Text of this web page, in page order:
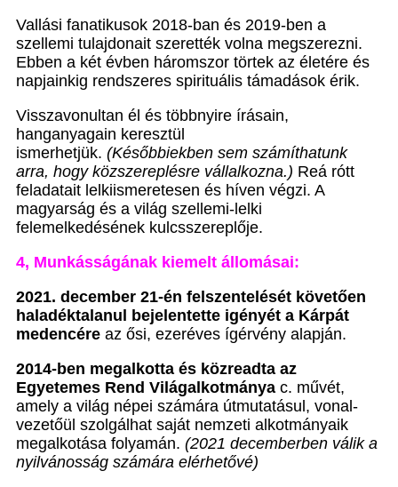
Vallási fanatikusok 2018-ban és 2019-ben a
szellemi tulajdonait szerették volna megszerezni.
Ebben a két évben háromszor törtek az életére és
napjainkig rendszeres spirituális támadások érik.
Visszavonultan él és többnyire írásain,
hanganyagain keresztül
ismerhetjük. (Későbbiekben sem számíthatunk
arra, hogy közszereplésre vállalkozna.) Reá rótt
feladatait lelkiismeretesen és híven végzi. A
magyarság és a világ szellemi-lelki
felemelkedésének kulcsszereplője.
4, Munkásságának kiemelt állomásai:
2021. december 21-én felszentelését követően
haladéktalanul bejelentette igényét a Kárpát
medencére az ősi, ezeréves ígérvény alapján.
2014-ben megalkotta és közreadta az
Egyetemes Rend Világalkotmánya c. művét,
amely a világ népei számára útmutatásul, vonal-
vezetőül szolgálhat saját nemzeti alkotmányaik
megalkotása folyamán. (2021 decemberben válik a
nyilvánosság számára elérhetővé)